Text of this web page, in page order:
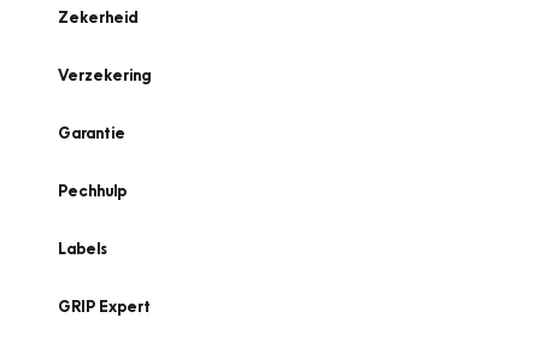
Zekerheid
Verzekering
Garantie
Pechhulp
Labels
GRIP Expert